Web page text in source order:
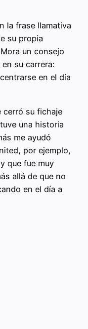
la frase llamativa
su propia
un consejo
su carrera:
en el día
cerró su fichaje
una historia
me ayudó
por ejemplo,
que fue muy
allá de que no
en el día a